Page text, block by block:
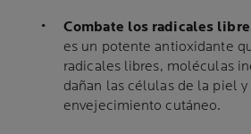
Combate los radicales
es un potente antioxidante
radicales libres, moléculas
dañan las células de la piel
envejecimiento cutáneo.